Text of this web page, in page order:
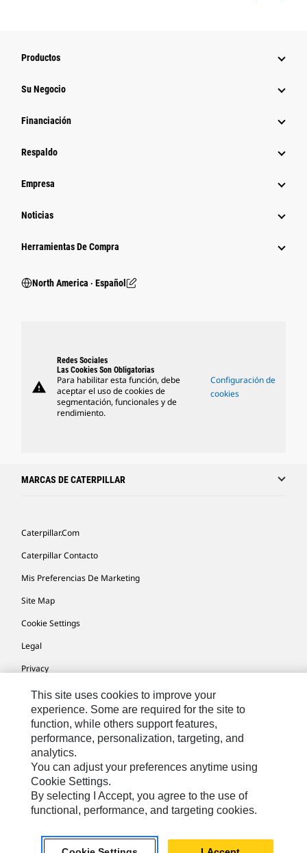
Productos
Su Negocio
Financiación
Respaldo
Empresa
Noticias
Herramientas De Compra
North America ‧ Español
warning
Redes Sociales
Las Cookies Son Obligatorias
Para habilitar esta función, debe
aceptar el uso de cookies de
segmentación, funcionales y de
rendimiento.
Configuración de
cookies
MARCAS DE CATERPILLAR
Caterpillar.com
Caterpillar Contacto
Mis Preferencias De Marketing
Site Map
Cookie Settings
Legal
Privacy
US- Español© 2026 Caterpillar. Todos los derechos reservados.
This site uses cookies to improve your
experience. Some are required for the site to
function, while others support features,
performance, personalization, targeting, and
analytics.
You can adjust your preferences anytime using
Cookie Settings.
By selecting I Accept, you agree to the use of
functional, performance, and targeting cookies.